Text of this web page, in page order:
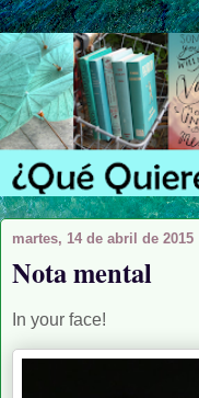
martes, 14 de abril de 2015
Nota mental
In your face!